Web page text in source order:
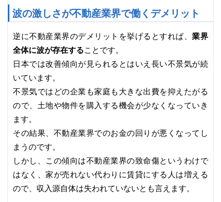
波の激しさが不動産業界で働くデメリット
逆に不動産業界のデメリットを挙げるとすれば、業界
全体に波が存在することです。
日本では改善傾向が見られるとはいえ長い不景気が続
いています。
不景気ではどの企業も家庭も大きな出費を抑えたがる
ので、土地や物件を購入する機会が少なくなっていき
ます。
その結果、 不動産業界でのお金の回りが悪くなってし
まう のです。
しかし、この傾向は不動産業界の致命傷というわけで
はなく、家が売れない代わりに賃貸にする人は増える
ので、収入源自体は失われていないとも言えます。